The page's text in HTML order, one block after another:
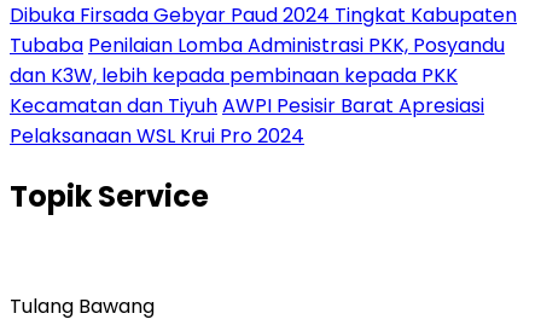
Dibuka Firsada Gebyar Paud 2024 Tingkat Kabupaten
Tubaba Penilaian Lomba Administrasi PKK, Posyandu
dan K3W, lebih kepada pembinaan kepada PKK
Kecamatan dan TiyuhAWPI Pesisir Barat Apresiasi
Pelaksanaan WSL Krui Pro 2024
TopikService
Tulang Bawang